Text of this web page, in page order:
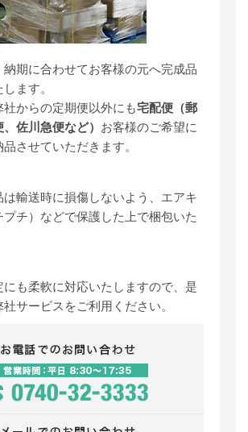
納期に合わせてお客様の元へ完成品
ます。
からの定期便以外にも宅配便（郵
佐川急便など） お客様のご希望に
させていただきます。
は輸送時に損傷しないよう、エアキ
プチ）などで保護した上で梱包いた
にも柔軟に対応いたしますので、是
サービスをご利用ください。